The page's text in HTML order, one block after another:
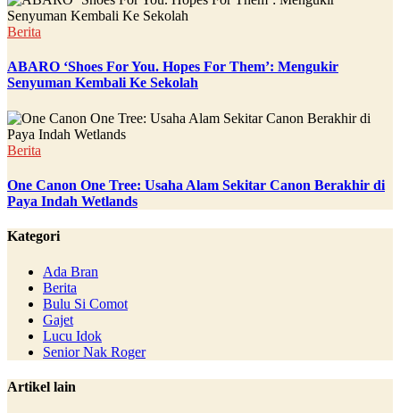
Berita
ABARO ‘Shoes For You. Hopes For Them’: Mengukir
Senyuman Kembali Ke Sekolah
Berita
One Canon One Tree: Usaha Alam Sekitar Canon Berakhir di
Paya Indah Wetlands
Kategori
Ada Bran
Berita
Bulu Si Comot
Gajet
Lucu Idok
Senior Nak Roger
Artikel lain